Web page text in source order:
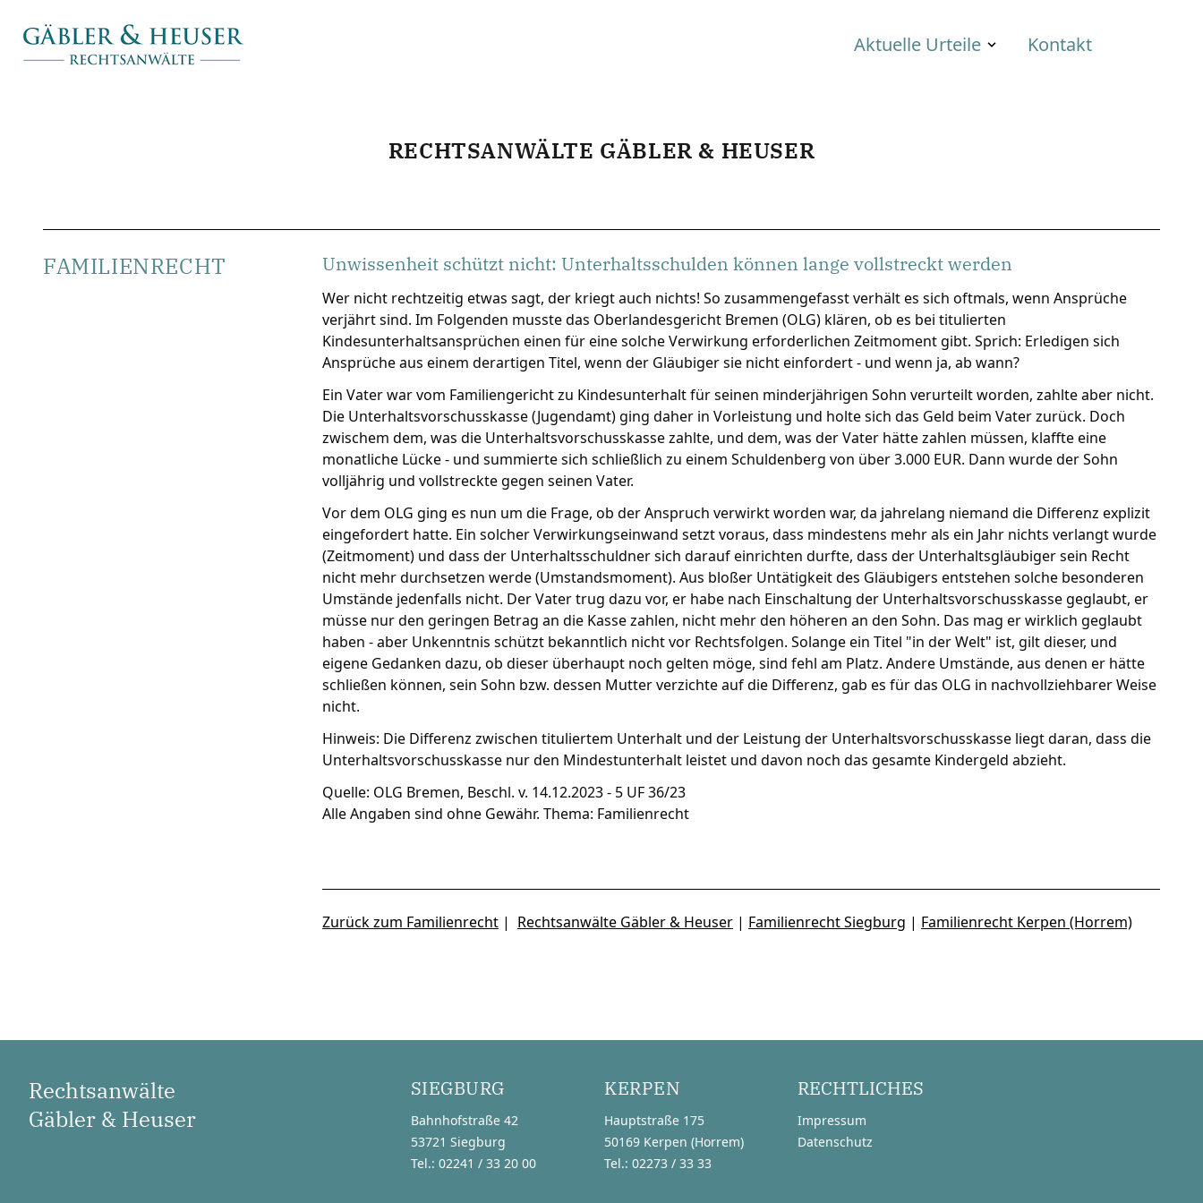
Aktuelle Urteile Kontakt
RECHTSANWÄLTE GÄBLER & HEUSER
FAMILIENRECHT Unwissenheit schützt nicht: Unterhaltsschulden können lange vollstreckt werden
Wer nicht rechtzeitig etwas sagt, der kriegt auch nichts! So zusammengefasst verhält es sich oftmals, wenn Ansprüche
verjährt sind. Im Folgenden musste das Oberlandesgericht Bremen (OLG) klären, ob es bei titulierten
Kindesunterhaltsansprüchen einen für eine solche Verwirkung erforderlichen Zeitmoment gibt. Sprich: Erledigen sich
Ansprüche aus einem derartigen Titel, wenn der Gläubiger sie nicht einfordert - und wenn ja, ab wann?
Ein Vater war vom Familiengericht zu Kindesunterhalt für seinen minderjährigen Sohn verurteilt worden, zahlte aber nicht.
Die Unterhaltsvorschusskasse (Jugendamt) ging daher in Vorleistung und holte sich das Geld beim Vater zurück. Doch
zwischem dem, was die Unterhaltsvorschusskasse zahlte, und dem, was der Vater hätte zahlen müssen, klaffte eine
monatliche Lücke - und summierte sich schließlich zu einem Schuldenberg von über 3.000 EUR. Dann wurde der Sohn
volljährig und vollstreckte gegen seinen Vater.
Vor dem OLG ging es nun um die Frage, ob der Anspruch verwirkt worden war, da jahrelang niemand die Differenz explizit
eingefordert hatte. Ein solcher Verwirkungseinwand setzt voraus, dass mindestens mehr als ein Jahr nichts verlangt wurde
(Zeitmoment) und dass der Unterhaltsschuldner sich darauf einrichten durfte, dass der Unterhaltsgläubiger sein Recht
nicht mehr durchsetzen werde (Umstandsmoment). Aus bloßer Untätigkeit des Gläubigers entstehen solche besonderen
Umstände jedenfalls nicht. Der Vater trug dazu vor, er habe nach Einschaltung der Unterhaltsvorschusskasse geglaubt, er
müsse nur den geringen Betrag an die Kasse zahlen, nicht mehr den höheren an den Sohn. Das mag er wirklich geglaubt
haben - aber Unkenntnis schützt bekanntlich nicht vor Rechtsfolgen. Solange ein Titel "in der Welt" ist, gilt dieser, und
eigene Gedanken dazu, ob dieser überhaupt noch gelten möge, sind fehl am Platz. Andere Umstände, aus denen er hätte
schließen können, sein Sohn bzw. dessen Mutter verzichte auf die Differenz, gab es für das OLG in nachvollziehbarer Weise
nicht.
Hinweis: Die Differenz zwischen tituliertem Unterhalt und der Leistung der Unterhaltsvorschusskasse liegt daran, dass die
Unterhaltsvorschusskasse nur den Mindestunterhalt leistet und davon noch das gesamte Kindergeld abzieht.
Quelle: OLG Bremen, Beschl. v. 14.12.2023 - 5 UF 36/23
Alle Angaben sind ohne Gewähr. Thema: Familienrecht
Zurück zum Familienrecht | Rechtsanwälte Gäbler & Heuser | Familienrecht Siegburg | Familienrecht Kerpen (Horrem)
Rechtsanwälte
Gäbler & Heuser
SIEGBURG
Bahnhofstraße 42
53721 Siegburg
Tel.: 02241 / 33 20 00
KERPEN
Hauptstraße 175
50169 Kerpen (Horrem)
Tel.: 02273 / 33 33
RECHTLICHES
Impressum
Datenschutz